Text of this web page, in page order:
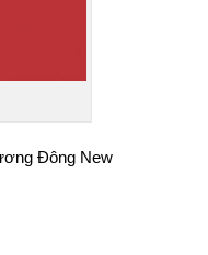
Đông New